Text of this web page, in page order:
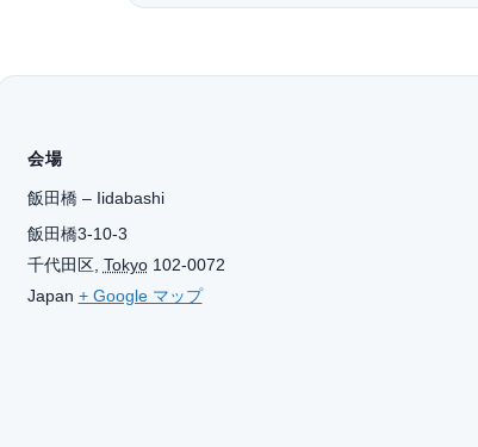
会場
飯田橋 – Iidabashi
飯田橋3-10-3
千代田区, Tokyo 102-0072
Japan + Google マップ